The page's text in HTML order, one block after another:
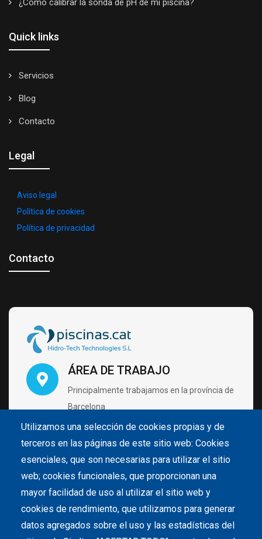
Quick links
Servicios
Blog
Contacto
Legal
Aviso legal
Política de cookies
Política de privacidad
Contacto
ÁREA DE TRABAJO
Principalmente trabajamos en la província de
Barcelona
VISÍTANOS CON CITA PRÉVIA
Carrer de Pintor Velázquez 4 B2 Nave 28
LLÁMANOS
Utilizamos una selección de cookies propias y de
terceros en las páginas de este sitio web: Cookies
esenciales, que son necesarias para utilizar el sitio
web; cookies funcionales, que proporcionan una
mayor facilidad de uso al utilizar el sitio web y
cookies de rendimiento, que utilizamos para generar
datos agregados sobre el uso y las estadísticas del